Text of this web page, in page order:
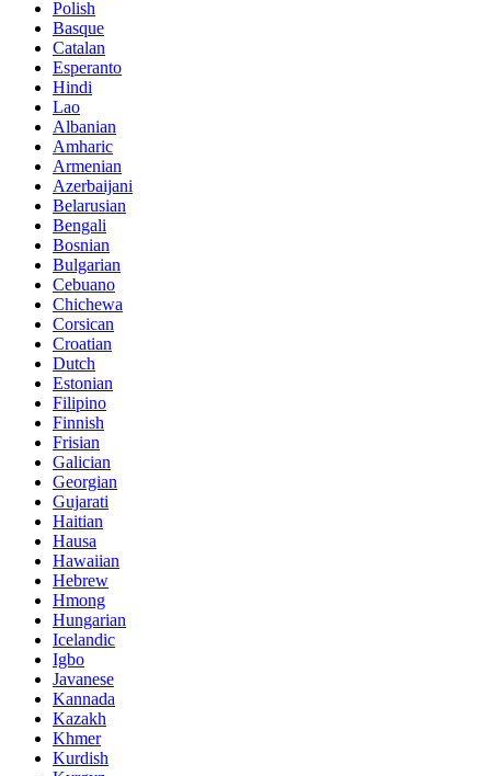
Polish
Basque
Catalan
Esperanto
Hindi
Lao
Albanian
Amharic
Armenian
Azerbaijani
Belarusian
Bengali
Bosnian
Bulgarian
Cebuano
Chichewa
Corsican
Croatian
Dutch
Estonian
Filipino
Finnish
Frisian
Galician
Georgian
Gujarati
Haitian
Hausa
Hawaiian
Hebrew
Hmong
Hungarian
Icelandic
Igbo
Javanese
Kannada
Kazakh
Khmer
Kurdish